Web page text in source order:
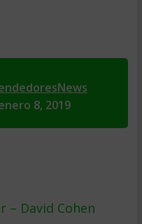
8, 2019
– David Cohen